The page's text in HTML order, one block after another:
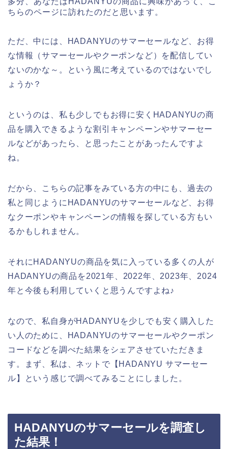
ちらのページに訪れたのだと思います。
ただ、中には、HADANYUのサマーセールなど、お得
な情報（サマーセールやクーポンなど）を配信してい
ないのかな～。という風に考えているのではないでし
ょうか？
というのは、私も少しでもお得に安くHADANYUの商
品を購入できるような割引キャンペーンやサマーセー
ルなどがあったら、と思ったことがあったんですよ
ね。
だから、こちらの記事をみている方の中にも、過去の
私と同じようにHADANYUのサマーセールなど、お得
なクーポンやキャンペーンの情報を探している方もい
るかもしれません。
それにHADANYUの商品を気に入っている多くの人が
HADANYUの商品を2021年、2022年、2023年、2024
年と今後も利用していくと思うんですよね♪
なので、私自身がHADANYUを少しでも安く購入した
い人のために、HADANYUのサマーセールやクーポン
コードなどを調べた結果をシェアさせていただきま
す。まず、私は、ネットで【HADANYU サマーセー
ル】という感じで調べてみることにしました。
HADANYUのサマーセールを調査し
た結果！